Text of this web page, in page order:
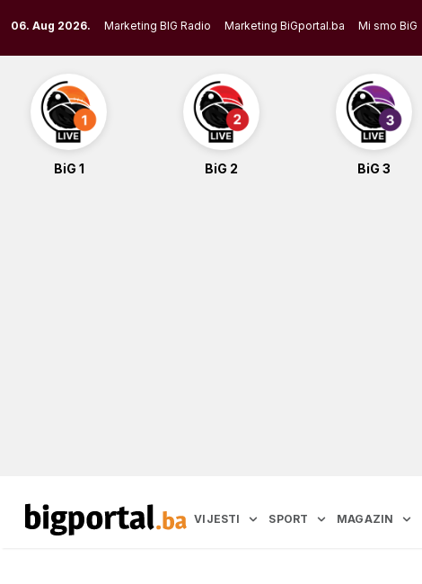
to
content
06. Aug 2026. Marketing BIG Radio Marketing BiGportal.ba Mi smo BiG
BiG 1 BiG 2 BiG 3
VIJESTI SPORT MAGAZIN